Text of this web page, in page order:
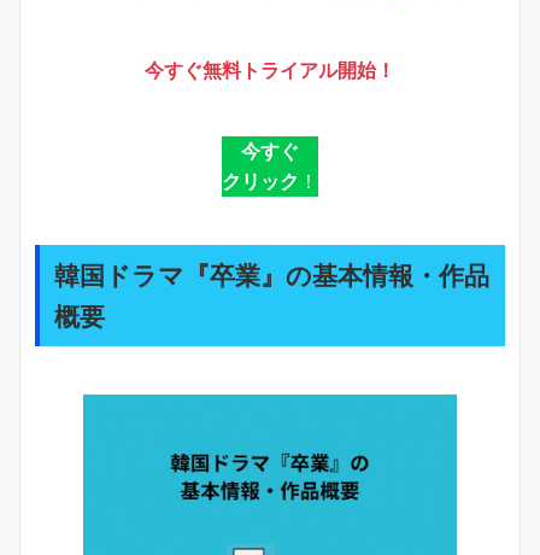
今すぐ無料トライアル開始！
今すぐ
クリック ！
韓国ドラマ『卒業』の基本情報・作品
概要